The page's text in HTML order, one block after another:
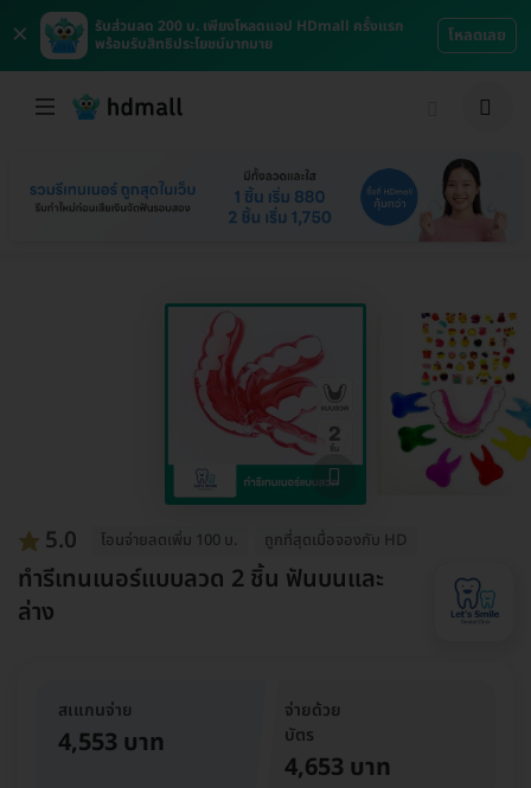
×
รับส่วนลด 200 บ. เพียงโหลดแอป HDmall ครั้งแรก
พร้อมรับสิทธิประโยชน์มากมาย
โหลดเลย
5.0 โอนจ่ายลดเพิ่ม 100 บ. ถูกที่สุดเมื่อจองกับ HD
ทำรีเทนเนอร์แบบลวด 2 ชิ้น ฟันบนและ
ล่าง
จ่ายด้วย
บัตร
4,653 บาท
สเแกนจ่าย
4,553 บาท